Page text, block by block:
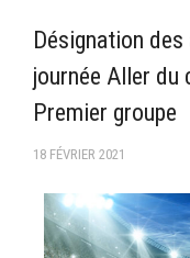
Feuille de match 2017/
–Ligue I–
–Ligue II–
Feuille de match 2016/
-Ligue I-
-Ligue II-
Désignation
journée Aller du
Premier groupe
18 FÉVRIER 2021